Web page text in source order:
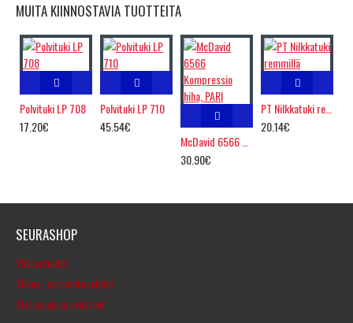
MUITA KIINNOSTAVIA TUOTTEITA
Polvituki LP 708
17.20€
Polvituki LP 710
45.54€
30.90€
PT Nilkkatuki remmillä
20.14€
SEURASHOP
Yhteystiedot
Tilaus- ja toimitusehdot
Tietosuoja ja evästeet